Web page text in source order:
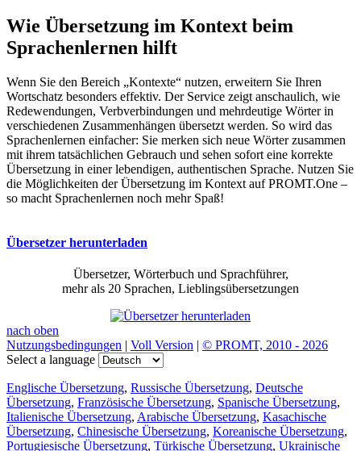
Wie Übersetzung im Kontext beim
Sprachenlernen hilft
Wenn Sie den Bereich „Kontexte“ nutzen, erweitern Sie Ihren
Wortschatz besonders effektiv. Der Service zeigt anschaulich, wie
Redewendungen, Verbverbindungen und mehrdeutige Wörter in
verschiedenen Zusammenhängen übersetzt werden. So wird das
Sprachenlernen einfacher: Sie merken sich neue Wörter zusammen
mit ihrem tatsächlichen Gebrauch und sehen sofort eine korrekte
Übersetzung in einer lebendigen, authentischen Sprache. Nutzen Sie
die Möglichkeiten der Übersetzung im Kontext auf PROMT.One –
so macht Sprachenlernen noch mehr Spaß!
Übersetzer herunterladen
Übersetzer, Wörterbuch und Sprachführer,
mehr als 20 Sprachen, Lieblingsübersetzungen
nach oben
Nutzungsbedingungen | Voll Version | © PROMT, 2010 - 2026
Select a language
Englische Übersetzung, Russische Übersetzung, Deutsche
Übersetzung, Französische Übersetzung, Spanische Übersetzung,
Italienische Übersetzung, Arabische Übersetzung, Kasachische
Übersetzung, Chinesische Übersetzung, Koreanische Übersetzung,
Portugiesische Übersetzung, Türkische Übersetzung, Ukrainische